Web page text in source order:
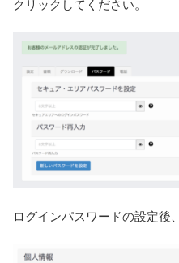
クリックしてください。
ログインパスワードの設定後